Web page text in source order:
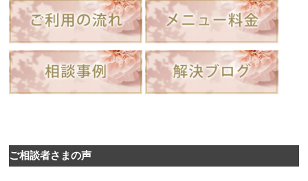
ご相談者さまの声